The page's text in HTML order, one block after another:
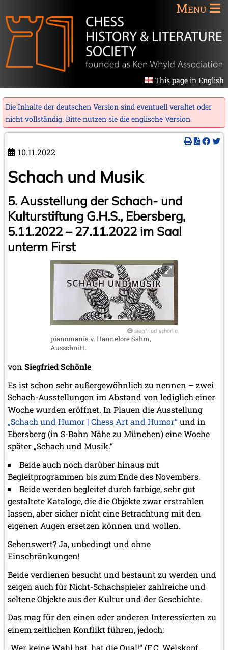
Menu
This page in English
Die Inhalte der deutschen Version sind eventuell veraltet oder
nicht vollständig. Bitte nutzen sie die englische Version.
10.11.2022
Schach und Musik
5. Ausstellung der Schach- und
Kulturstiftung G.H.S., Ebersberg,
5.11.2022 – 27.11.2022 im Saal
unterm First
siegfried schönle
pianomania v. Hannelore Sahm,
Ausschnitt.
von Siegfried Schönle
Es ist schon sehr außergewöhnlich zu nennen – zwei
Schach-Ausstellungen im Abstand von lediglich einer
Woche wurden eröffnet. In Plauen die Ausstellung
„Schach und Humor | Chess Art and Humor“und in
Ebersberg (in S-Bahn Nähe zu München) eine Woche
später „Schach und Musik.“
Beide auch noch darüber hinaus mit
Begleitprogrammen bis zum Ende des Novembers.
Beide werden begleitet durch farbige, sehr gut
gestaltete Kataloge, die die Objekte zwar erstrahlen
lassen, aber sicher nicht eine Betrachtung mit den
eigenen Augen ersetzen können und wollen.
Sehenswert? Ja, unbedingt und ohne
Einschränkungen!
Beide verdienen besucht und bestaunt zu werden und
zeigen auch für Nicht-Schachspieler zahlreiche und
seltene Objekte aus der Kultur und der Geschichte.
Das mag für den einen oder anderen Interessierten zu
einem zeitlichen Konflikt führen, jedoch:
„Wer keine Wahl hat, hat die Qual!“ (F.C. Welskopf,